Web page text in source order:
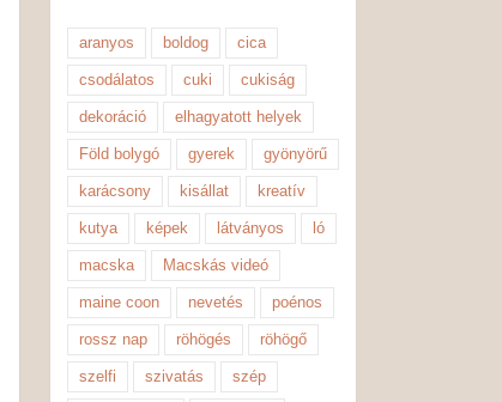
aranyos boldog cica
csodálatos cuki cukiság
dekoráció elhagyatott helyek
Föld bolygó gyerek gyönyörű
karácsony kisállat kreatív
kutya képek látványos ló
macska Macskás videó
maine coon nevetés poénos
rossz nap röhögés röhögő
szelfi szivatás szép